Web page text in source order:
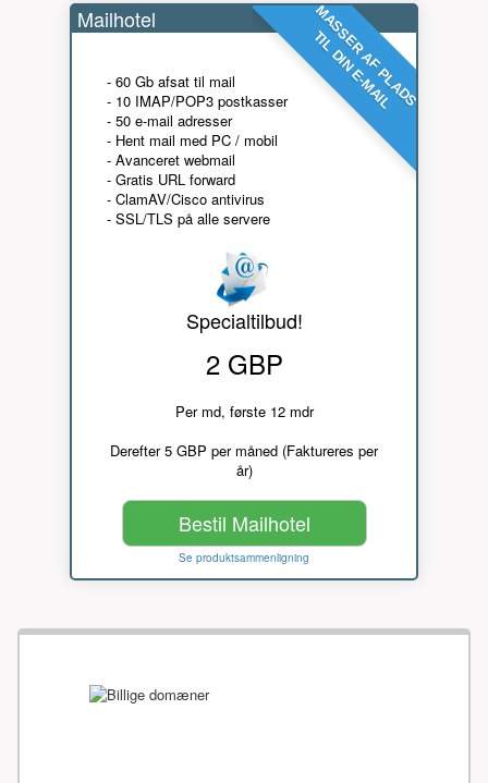
MASSER AF PLADS
TIL DIN E-MAIL
Mailhotel
- 60 Gb afsat til mail
- 10 IMAP/POP3 postkasser
- 50 e-mail adresser
- Hent mail med PC / mobil
- Avanceret webmail
- Gratis URL forward
- ClamAV/Cisco antivirus
- SSL/TLS på alle servere
Specialtilbud!
2 GBP
Per md, første 12 mdr
Derefter 5 GBP per måned (Faktureres per
år)
Bestil Mailhotel
Se produktsammenligning